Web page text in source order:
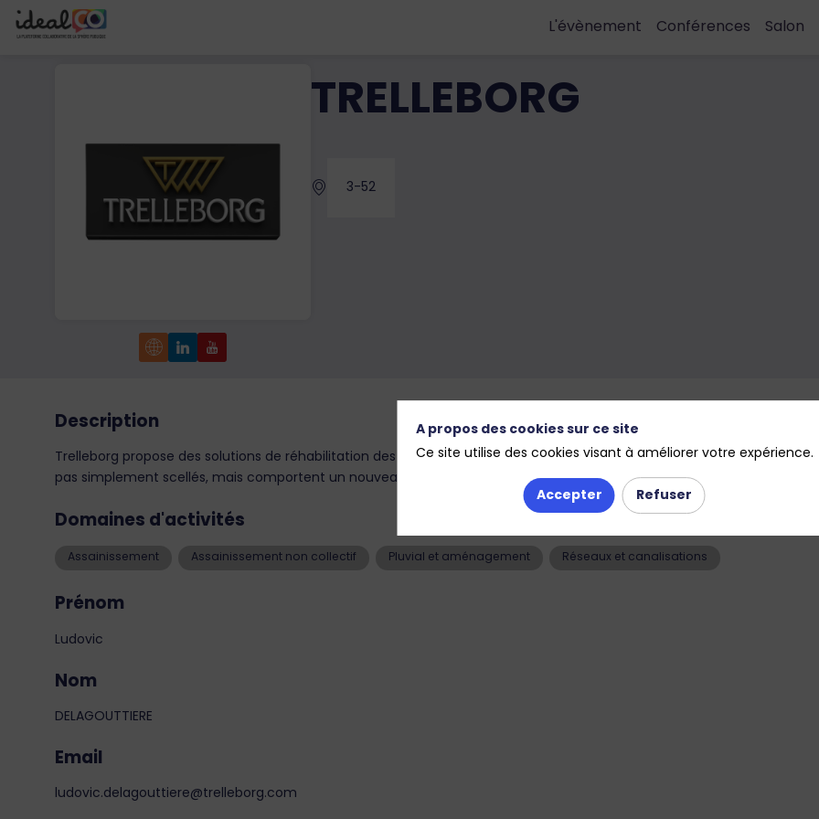
L'évènement Conférences Salon
TRELLEBORG
3-52
Description
Trelleborg propose des solutions de réhabilitation des égouts sans tranchée, adaptées aux tuyaux d'un diamètre
pas simplement scellés, mais comportent un nouveau tuyau à l'intérieur de l'ancien.
Domaines d'activités
Assainissement Assainissement non collectif Pluvial et aménagement Réseaux et canalisations
Prénom
Ludovic
Nom
DELAGOUTTIERE
Email
ludovic.delagouttiere@trelleborg.com
A propos des cookies sur ce site
Ce site utilise des cookies visant à améliorer votre expérience.
Accepter Refuser